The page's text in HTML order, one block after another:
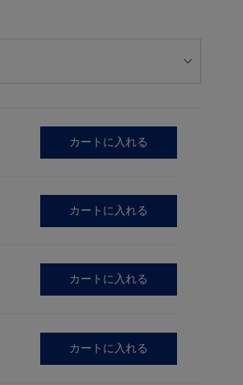
カートに入れる
カートに入れる
カートに入れる
カートに入れる